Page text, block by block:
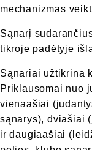
mechanizmas
Sąnarį
tikroje padėtyje
Sąnariai užtikrina
Priklausomai nuo
vienaašiai
sąnarys), dviašiai
ir daugiaašiai